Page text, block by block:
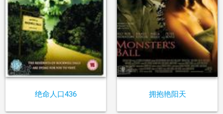
绝命人口436 拥抱艳阳天